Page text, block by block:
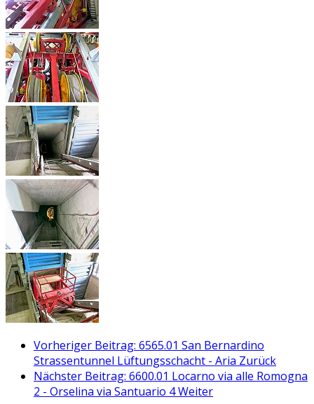
Vorheriger Beitrag: 6565.01 San Bernardino
Strassentunnel Lüftungsschacht - Aria Zurück
Nächster Beitrag: 6600.01 Locarno via alle Romogna
2 - Orselina via Santuario 4Weiter